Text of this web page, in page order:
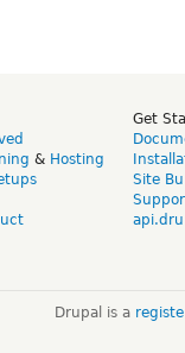
& Hosting
Get
Site
Drupal is a